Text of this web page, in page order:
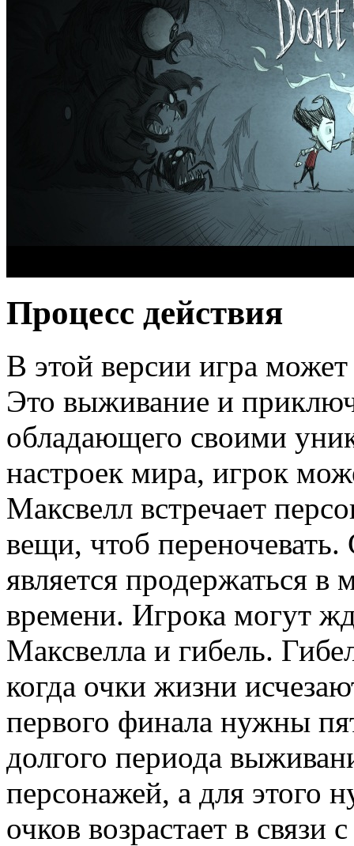
Процесс действия
В этой версии игра
Это выживание и
обладающего своими
настроек мира, игрок
Максвелл встречает
вещи, чтоб
является продержаться в
времени. Игрока могут
Максвелла и гибель.
когда очки жизни
первого финала нужны
долгого периода
персонажей, а для этого
очков возрастает в